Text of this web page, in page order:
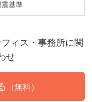
基準
ィス・事務所に関
せ
（無料）